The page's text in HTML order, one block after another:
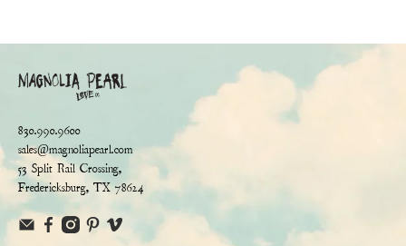
830.990.9600
sales@magnoliapearl.com
53 Split Rail Crossing,
Fredericksburg, TX 78624